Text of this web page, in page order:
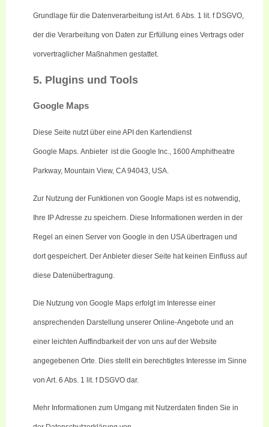
Grundlage für die Datenverarbeitung ist Art. 6 Abs. 1 lit . f DSGVO,
der die Verarbeitung von Daten zur Erfüllung eines Vertrags oder
vorvertraglicher Maßnahmen gestattet.
5. Plugins und Tools
Google Maps
Diese Seite nutzt über eine API den Kartendienst
Google Maps Anbieter ist die Google Inc., 1600 Amphitheatre
Parkway, Mountain View, CA 94043, USA.
Zur Nutzung der Funktionen von Google Maps ist es notwendig,
Ihre IP Adresse zu speichern. Diese Informationen werden in der
Regel an einen Server von Google in den USA übertragen und
dort gespeichert. Der Anbieter dieser Seite hat keinen Einfluss auf
diese Datenübertragung.
Die Nutzung von Google Maps erfolgt im Interesse einer
ansprechenden Darstellung unserer Online-Angebote und an
einer leichten Auffindbarkeit der von uns auf der Website
angegebenen Orte. Dies stellt ein berechtigtes Interesse im Sinne
von Art. 6 Abs. 1 lit . f DSGVO dar.
Mehr Informationen zum Umgang mit Nutzerdaten finden Sie in